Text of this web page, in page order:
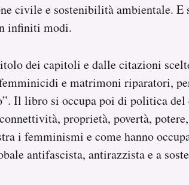
civile e sostenibilità ambientale. E
infiniti modi.
dei capitoli e dalle citazioni
e matrimoni riparatori,
Il libro si occupa poi di politica del
proprietà, povertà,
i femminismi e come hanno
antifascista, antirazzista e a